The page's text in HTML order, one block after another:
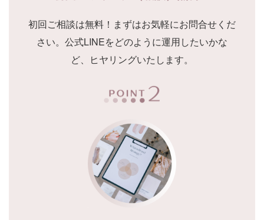
初回ご相談は無料！まずはお気軽にお問合せくだ
さい。公式LINEをどのように運用したいかな
ど、ヒヤリングいたします。